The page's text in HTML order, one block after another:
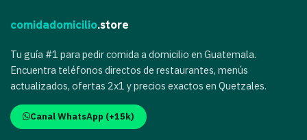
comidadomicilio.store
Tu guía #1 para pedir comida a domicilio en Guatemala.
Encuentra teléfonos directos de restaurantes, menús
actualizados, ofertas 2x1 y precios exactos en Quetzales.
Canal WhatsApp (+15k)